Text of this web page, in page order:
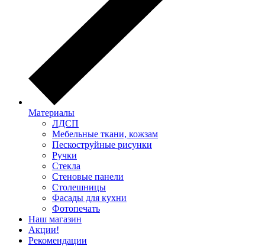
Материалы
ЛДСП
Мебельные ткани, кожзам
Пескоструйные рисунки
Ручки
Стекла
Стеновые панели
Столешницы
Фасады для кухни
Фотопечать
Наш магазин
Акции!
Рекомендации